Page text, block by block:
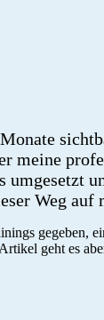
meine
Weg auf
gegeben,
geht es